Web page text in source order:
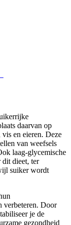
daarvan op
en eieren. Deze
van weefsels
laag-glycemische
dit dieet, ter
suiker wordt
verbeteren. Door
je de
gezondheid